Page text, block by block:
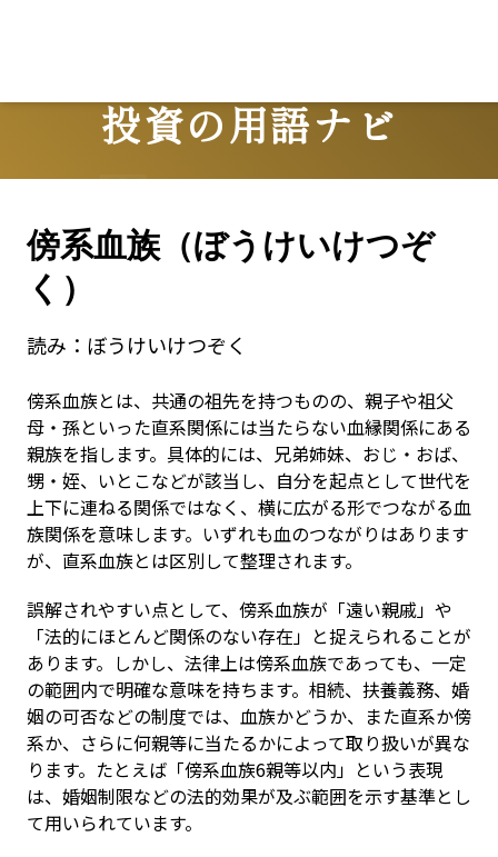
投資の用語ナビ
Terms
傍系血族（ぼうけいけつぞ
く）
読み： ぼうけいけつぞく
傍系血族とは、共通の祖先を持つものの、親子や祖父
母・孫といった直系関係には当たらない血縁関係にある
親族を指します。具体的には、兄弟姉妹、おじ・おば、
甥・姪、いとこなどが該当し、自分を起点として世代を
上下に連ねる関係ではなく、横に広がる形でつながる血
族関係を意味します。いずれも血のつながりはあります
が、直系血族とは区別して整理されます。
誤解されやすい点として、傍系血族が「遠い親戚」や
「法的にほとんど関係のない存在」と捉えられることが
あります。しかし、法律上は傍系血族であっても、一定
の範囲内で明確な意味を持ちます。相続、扶養義務、婚
姻の可否などの制度では、血族かどうか、また直系か傍
系か、さらに何親等に当たるかによって取り扱いが異な
ります。たとえば「傍系血族6親等以内」という表現
は、婚姻制限などの法的効果が及ぶ範囲を示す基準とし
て用いられています。